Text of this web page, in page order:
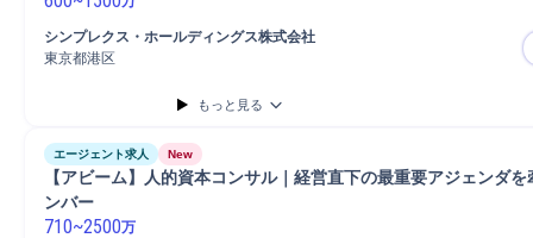
シンプレクス・ホールディングス株式会社
東京都港区
もっと見る
エージェント求人 New
【アビーム】人的資本コンサル｜経営直下の最重要アジェンダ
ンバー
710~2500万